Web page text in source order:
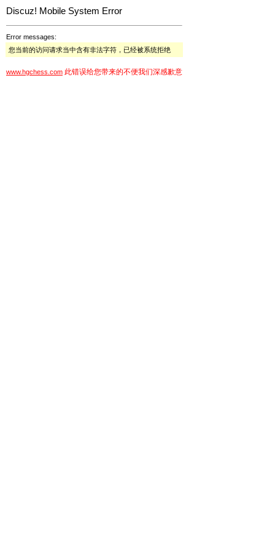
Discuz! Mobile System Error
Error messages:
您当前的访问请求当中含有非法字符，已经被系统拒绝
www.hgchess.com 此错误给您带来的不便我们深感歉意